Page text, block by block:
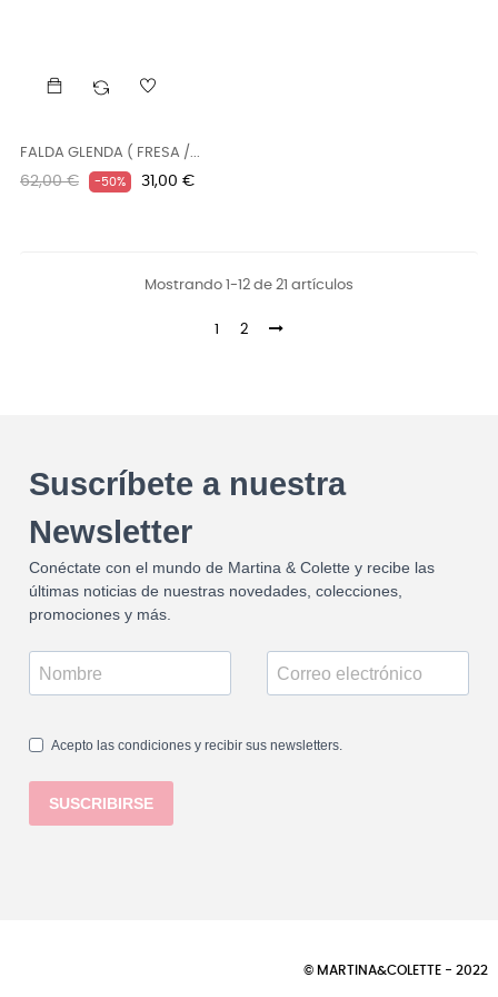
FALDA GLENDA ( FRESA /...
Precio
62,00 € -50% Precio
31,00 €
Mostrando 1-12 de 21 artículos
1 2
Suscríbete a nuestra
Newsletter
Conéctate con el mundo de Martina & Colette y recibe las
últimas noticias de nuestras novedades, colecciones,
promociones y más.
Acepto las condiciones y recibir sus newsletters.
SUSCRIBIRSE
© MARTINA&COLETTE - 2022